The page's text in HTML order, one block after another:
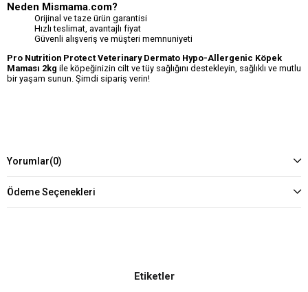
Neden Mismama.com?
Orijinal ve taze ürün garantisi
Hızlı teslimat, avantajlı fiyat
Güvenli alışveriş ve müşteri memnuniyeti
Pro Nutrition Protect Veterinary Dermato Hypo-Allergenic Köpek
Maması 2kg ile köpeğinizin cilt ve tüy sağlığını destekleyin, sağlıklı ve mutlu
bir yaşam sunun. Şimdi sipariş verin!
Yorumlar(0)
Ödeme Seçenekleri
Etiketler